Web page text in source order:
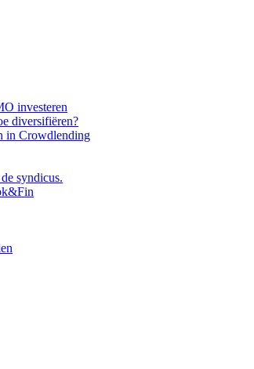
investeren
diversifiëren?
in Crowdlending
syndicus.